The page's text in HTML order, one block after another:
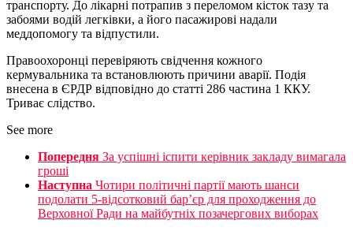
транспорту. До лікарні потрапив з переломом кісток тазу та
забоями водій легківки, а його пасажирові надали
меддопомогу та відпустили.
Правоохоронці перевіряють свідчення кожного
кермувальника та встановлюють причини аварії. Подія
внесена в ЄРДР відповідно до статті 286 частина 1 ККУ.
Триває слідство.
See more
Попередня За успішні іспити керівник закладу вимагала
гроші
Наступна Чотири політичні партії мають шанси
подолати 5-відсотковий бар’єр для проходження до
Верховної Ради на майбутніх позачергових виборах